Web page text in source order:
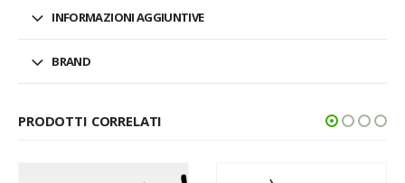
INFORMAZIONI AGGIUNTIVE
BRAND
PRODOTTI CORRELATI